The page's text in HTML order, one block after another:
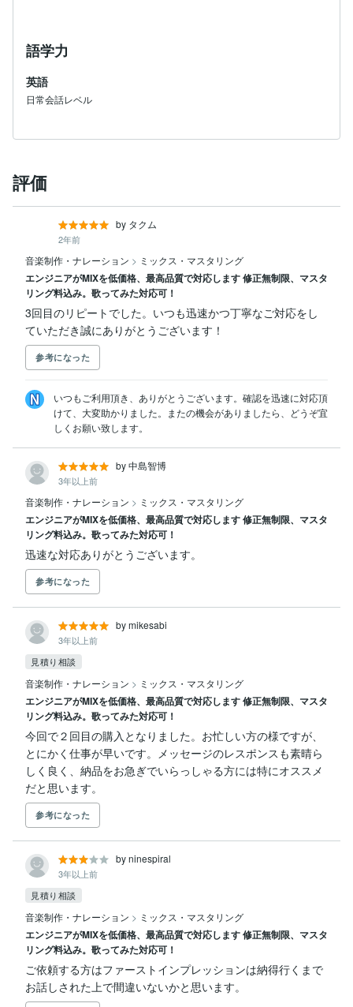
語学力
英語
日常会話レベル
評価
by タクム
2年前
音楽制作・ナレーション > ミックス・マスタリング
エンジニアがMIXを低価格、最高品質で対応します 修正無制限、マスタ
リング料込み。歌ってみた対応可！
3回目のリピートでした。いつも迅速かつ丁寧なご対応をし
ていただき誠にありがとうございます！
参考になった
いつもご利用頂き、ありがとうございます。確認を迅速に対応頂
けて、大変助かりました。またの機会がありましたら、どうぞ宜
しくお願い致します。
by 中島智博
3年以上前
音楽制作・ナレーション > ミックス・マスタリング
エンジニアがMIXを低価格、最高品質で対応します 修正無制限、マスタ
リング料込み。歌ってみた対応可！
迅速な対応ありがとうございます。
参考になった
by mikesabi
3年以上前
見積り相談
音楽制作・ナレーション > ミックス・マスタリング
エンジニアがMIXを低価格、最高品質で対応します 修正無制限、マスタ
リング料込み。歌ってみた対応可！
今回で２回目の購入となりました。お忙しい方の様ですが、
とにかく仕事が早いです。メッセージのレスポンスも素晴ら
しく良く、納品をお急ぎでいらっしゃる方には特にオススメ
だと思います。
参考になった
by ninespiral
3年以上前
見積り相談
音楽制作・ナレーション > ミックス・マスタリング
エンジニアがMIXを低価格、最高品質で対応します 修正無制限、マスタ
リング料込み。歌ってみた対応可！
ご依頼する方はファーストインプレッションは納得行くまで
お話しされた上で間違いないかと思います。